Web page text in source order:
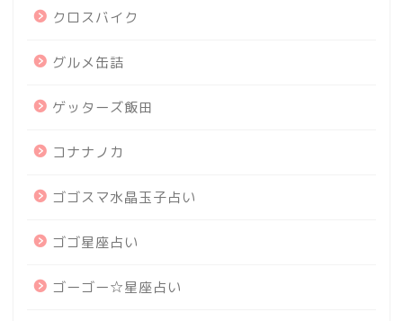
クロスバイク
グルメ缶詰
ゲッターズ飯田
コナナノカ
ゴゴスマ水晶玉子占い
ゴゴ星座占い
ゴーゴー☆星座占い